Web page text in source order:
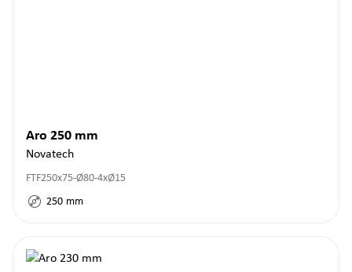
Aro 250 mm
Novatech
FTF250x75-Ø80-4xØ15
250 mm